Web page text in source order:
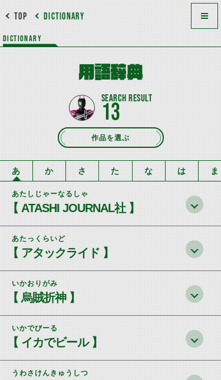
DICTIONARY
TOP
DICTIONARY
用語辞典
作品を選ぶ
13
あ か さ た な は ま
あたしじゃーなるしゃ
【 ATASHI JOURNAL社 】
あたっくらいど
【 アタックライド 】
いかおりがみ
【 烏賊折神 】
いかでびーる
【 イカでビール 】
うわさけんきゅうしつ